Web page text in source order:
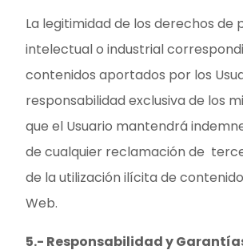
La legitimidad de los derechos de
intelectual o industrial
contenidos aportados por los
responsabilidad exclusiva de los
que el Usuario mantendrá
de cualquier reclamación de
de la utilización ilícita de
Web.
5.- Responsabilidad y